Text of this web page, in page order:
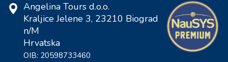
Angelina Tours d.o.o.
Kraljice Jelene 3, 23210 Biograd
n/M
Hrvatska
OIB: 20598733460